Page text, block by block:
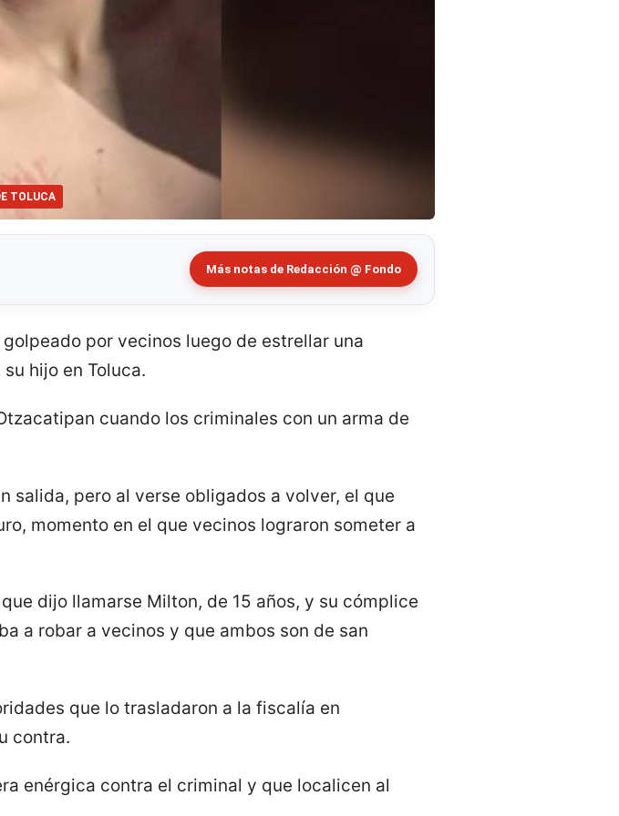
TOLUCA
Más notas de Redacción @ Fondo
por vecinos luego de estrellar una
hijo en Toluca.
cuando los criminales con un arma de
salida, pero al verse obligados a volver, el que
momento en el que vecinos lograron someter a
dijo llamarse Milton, de 15 años, y su cómplice
a robar a vecinos y que ambos son de san
que lo trasladaron a la fiscalía en
contra.
enérgica contra el criminal y que localicen al